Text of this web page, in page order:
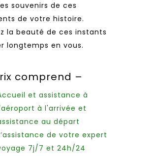
souvenirs de ces
de votre histoire.
la beauté de ces instants
longtemps en vous.
comprend –
et assistance à
à l'arrivée et
au départ
de votre expert
7j/7 et 24h/24